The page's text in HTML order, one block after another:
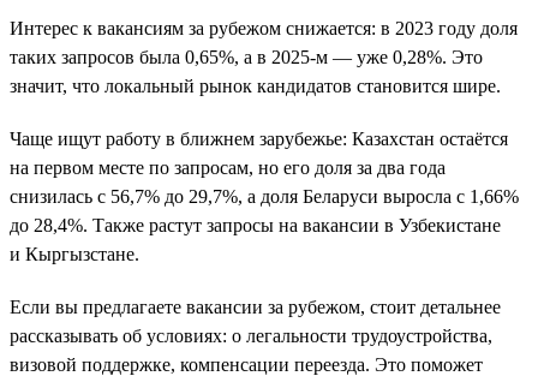
Интерес к вакансиям за рубежом снижается: в 2023 году доля
таких запросов была 0,65%, а в 2025-м — уже 0,28%. Это
значит, что локальный рынок кандидатов становится шире.
Чаще ищут работу в ближнем зарубежье: Казахстан остаётся
на первом месте по запросам, но его доля за два года
снизилась с 56,7% до 29,7%, а доля Беларуси выросла с 1,66%
до 28,4%. Также растут запросы на вакансии в Узбекистане
и Кыргызстане.
Если вы предлагаете вакансии за рубежом, стоит детальнее
рассказывать об условиях: о легальности трудоустройства,
визовой поддержке, компенсации переезда. Это поможет